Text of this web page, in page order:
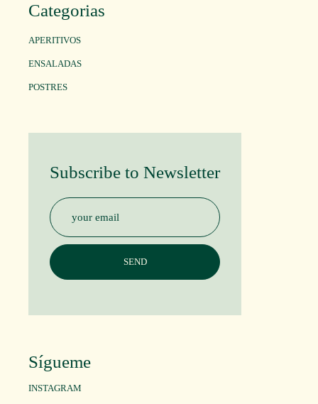
Categorias
APERITIVOS
ENSALADAS
POSTRES
Subscribe to Newsletter
Sígueme
INSTAGRAM